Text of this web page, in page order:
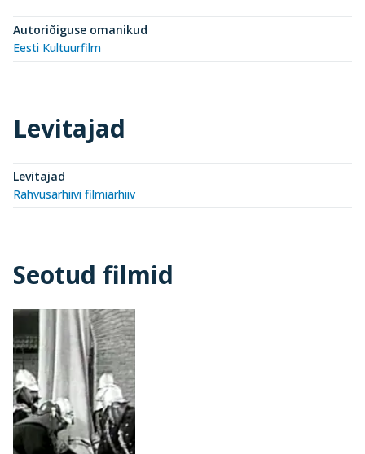
Autoriõiguse omanikud
Eesti Kultuurfilm
Levitajad
Levitajad
Rahvusarhiivi filmiarhiiv
Seotud filmid